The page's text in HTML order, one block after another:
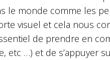
le monde comme les
visuel et cela nous
de prendre en
etc …) et de s’appuyer